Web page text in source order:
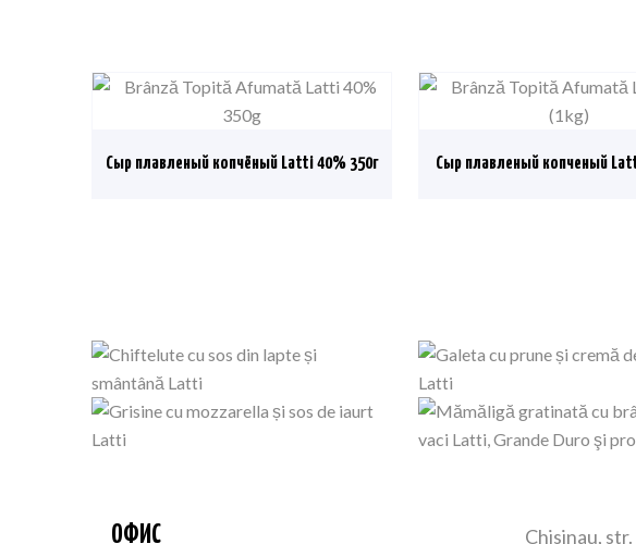
Сыр плавленый копчёный Latti 40% 350г Сыр плавленый копченый
ОФИС Chisinau,